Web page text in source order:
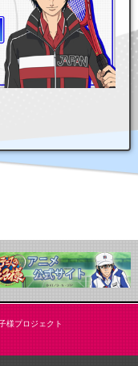
様プロジェクト